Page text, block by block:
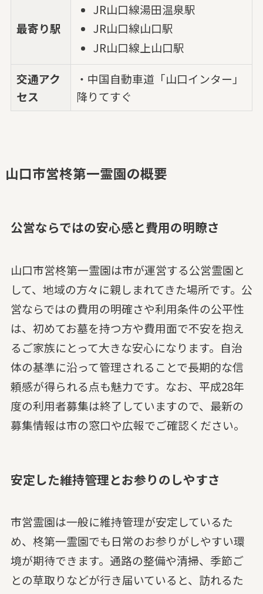
最寄り駅
JR山口線湯田温泉駅
JR山口線山口駅
JR山口線上山口駅
交通アク
セス
・中国自動車道「山口インター」
降りてすぐ
山口市営柊第一霊園の概要
公営ならではの安心感と費用の明瞭さ
山口市営柊第一霊園は市が運営する公営霊園と
して、地域の方々に親しまれてきた場所です。公
営ならではの費用の明確さや利用条件の公平性
は、初めてお墓を持つ方や費用面で不安を抱え
るご家族にとって大きな安心になります。自治
体の基準に沿って管理されることで長期的な信
頼感が得られる点も魅力です。なお、平成28年
度の利用者募集は終了していますので、最新の
募集情報は市の窓口や広報でご確認ください。
安定した維持管理とお参りのしやすさ
市営霊園は一般に維持管理が安定しているた
め、柊第一霊園でも日常のお参りがしやすい環
境が期待できます。通路の整備や清掃、季節ご
との草取りなどが行き届いていると、訪れるた